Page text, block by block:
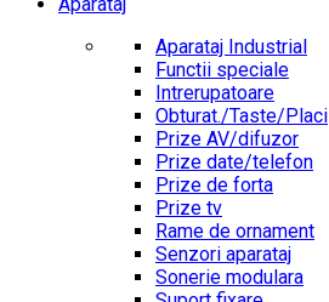
Aparataj Industrial
Functii speciale
Intrerupatoare
Obturat./Taste/Placi
Prize AV/difuzor
Prize date/telefon
Prize de forta
Prize tv
Rame de ornament
Senzori aparataj
Sonerie modulara